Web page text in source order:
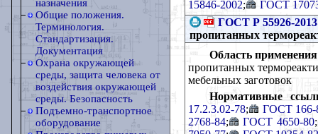
назначения
Общие положения.
Терминология.
Стандартизация.
Документация
Охрана окружающей
среды, защита человека от
воздействия окружающей
среды. Безопасность
Подъемно-транспортное
оборудование
15846-2002;
ГОСТ
ГОСТ Р 55926-2013
пропитанных
Область
пропитанных
мебельных заготовок
Нормативные
17.2.3.02-78;
ГОСТ 166-
2768-84; ГОСТ 4650-80;